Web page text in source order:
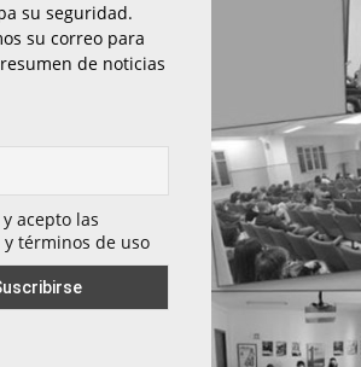
su seguridad.
su correo para
de noticias
acepto las
términos de uso